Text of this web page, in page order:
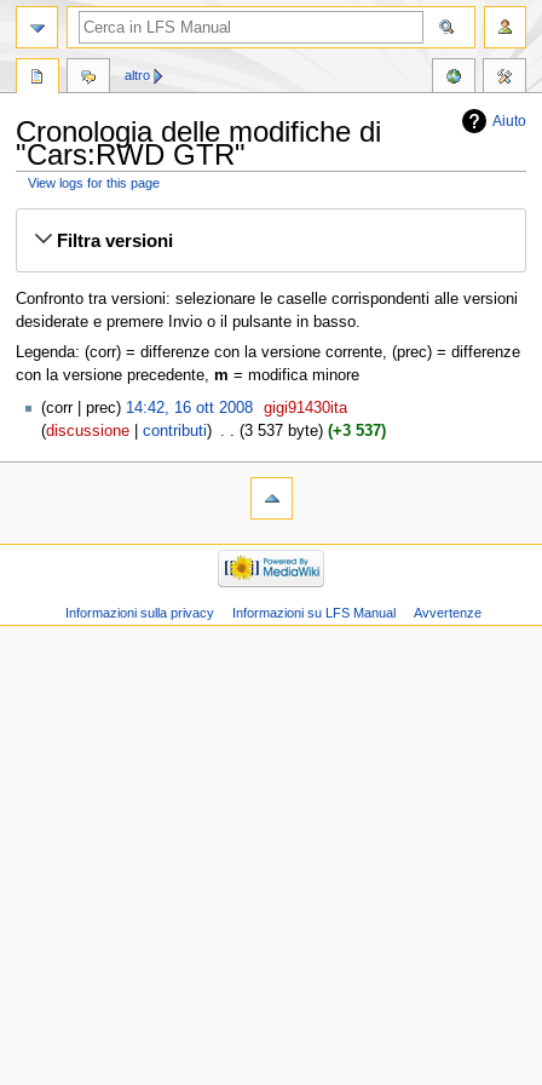
Aiuto
Cronologia delle modifiche di
"Cars:RWD GTR"
View logs for this page
alla
alla
Filtra versioni
Confronto tra versioni: selezionare le caselle corrispondenti alle versioni
desiderate e premere Invio o il pulsante in basso.
Legenda: (corr) = differenze con la versione corrente, (prec) = differenze
con la versione precedente, m = modifica minore
corr
prec 14:42, 16 ott 2008
gigi91430ita
discussione
contributi 3 537 byte +3 537
altro
Informazioni sulla privacy Informazioni su LFS Manual Avvertenze